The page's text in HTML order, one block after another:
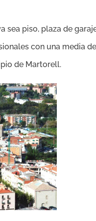
sea piso, plaza de
con una media
de Martorell.